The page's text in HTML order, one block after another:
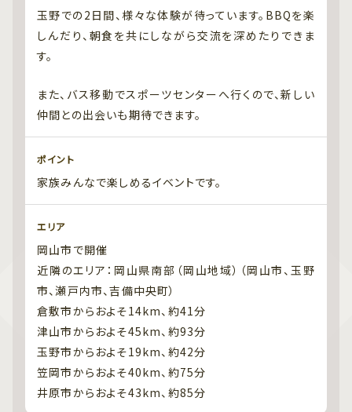
玉野での2日間、様々な体験が待っています。BBQを楽
しんだり、朝食を共にしながら交流を深めたりできま
す。
また、バス移動でスポーツセンターへ行くので、新しい
仲間との出会いも期待できます。
ポイント
家族みんなで楽しめるイベントです。
エリア
岡山市で開催
近隣のエリア：岡山県南部（岡山地域）（岡山市、玉野
市、瀬戸内市、吉備中央町）
倉敷市からおよそ14km、約41分
津山市からおよそ45km、約93分
玉野市からおよそ19km、約42分
笠岡市からおよそ40km、約75分
井原市からおよそ43km、約85分